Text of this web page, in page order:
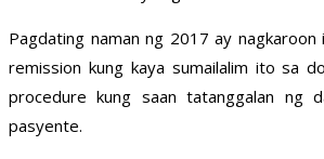
Pagdating naman ng 2017 ay
remission kung kaya sumailalim ito sa
procedure kung saan tatanggalan ng
pasyente.